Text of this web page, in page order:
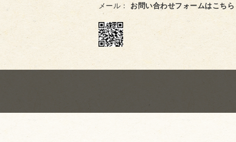
メール：お問い合わせフォームはこちら